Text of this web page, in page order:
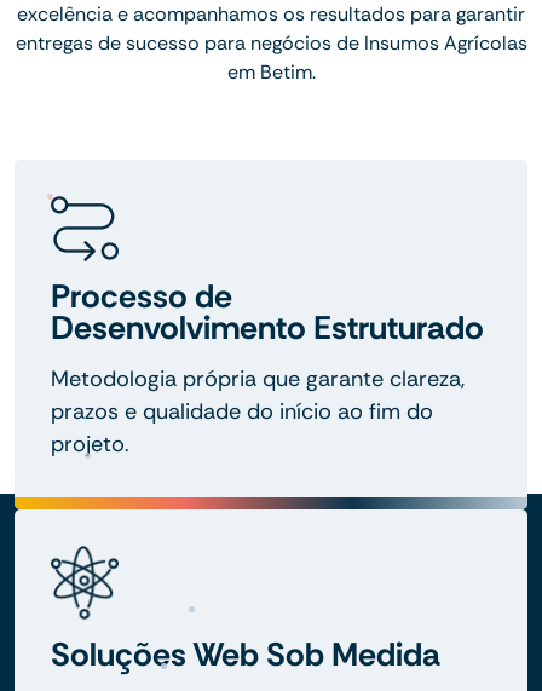
excelência e acompanhamos os resultados para garantir
entregas de sucesso para negócios de Insumos Agrícolas
em Betim.
Processo de
Desenvolvimento Estruturado
Metodologia própria que garante clareza,
prazos e qualidade do início ao fim do
projeto.
Soluções Web Sob Medida